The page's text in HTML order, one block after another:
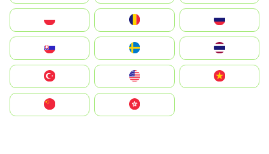
United States
中國香港特別行政區